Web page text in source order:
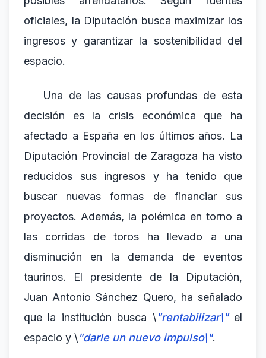
oficiales, la Diputación busca maximizar los
ingresos y garantizar la sostenibilidad del
espacio.
Una de las causas profundas de esta
decisión es la crisis económica que ha
afectado a España en los últimos años. La
Diputación Provincial de Zaragoza ha visto
reducidos sus ingresos y ha tenido que
buscar nuevas formas de financiar sus
proyectos. Además, la polémica en torno a
las corridas de toros ha llevado a una
disminución en la demanda de eventos
taurinos. El presidente de la Diputación,
Juan Antonio Sánchez Quero, ha señalado
que la institución busca \"rentabilizar\"el
espacio y \"darle un nuevo impulso\".